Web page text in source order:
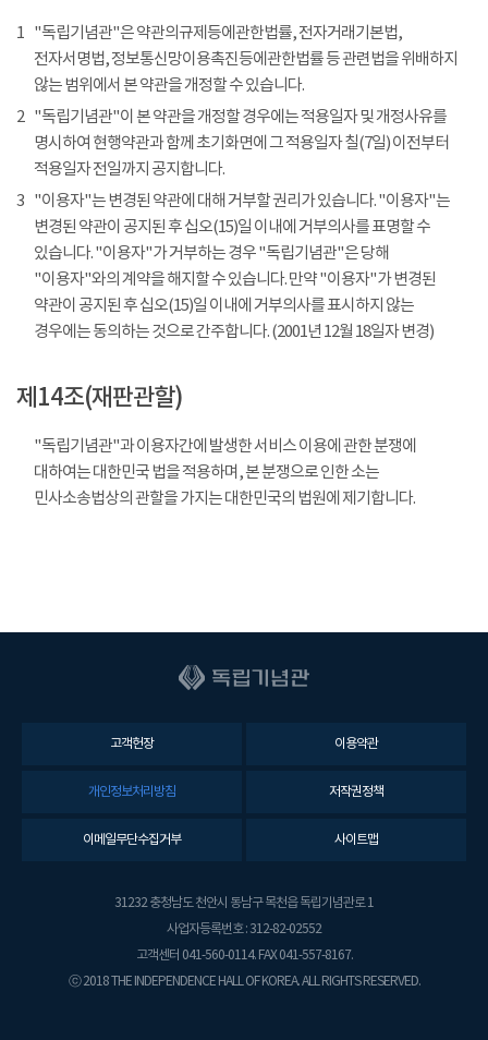
1 "독립기념관"은 약관의규제등에관한법률, 전자거래기본법,
전자서명법, 정보통신망이용촉진등에관한법률 등 관련법을 위배하지
않는 범위에서 본 약관을 개정할 수 있습니다.
2 "독립기념관"이 본 약관을 개정할 경우에는 적용일자 및 개정사유를
명시하여 현행약관과 함께 초기화면에 그 적용일자 칠(7일) 이전부터
적용일자 전일까지 공지합니다.
3 "이용자"는 변경된 약관에 대해 거부할 권리가 있습니다. "이용자"는
변경된 약관이 공지된 후 십오(15)일 이내에 거부의사를 표명할 수
있습니다. "이용자"가 거부하는 경우 "독립기념관"은 당해
"이용자"와의 계약을 해지할 수 있습니다. 만약 "이용자"가 변경된
약관이 공지된 후 십오(15)일 이내에 거부의사를 표시하지 않는
경우에는 동의하는 것으로 간주합니다. (2001년 12월 18일자 변경)
제14조(재판관할)
"독립기념관"과 이용자간에 발생한 서비스 이용에 관한 분쟁에
대하여는 대한민국 법을 적용하며, 본 분쟁으로 인한 소는
민사소송법상의 관할을 가지는 대한민국의 법원에 제기합니다.
고객헌장 이용약관
개인정보처리방침 저작권정책
이메일무단수집거부 사이트맵
31232 충청남도 천안시 동남구 목천읍 독립기념관로 1
사업자등록번호 : 312-82-02552
고객센터 041-560-0114. FAX 041-557-8167.
ⓒ 2018 THE INDEPENDENCE HALL OF KOREA. ALL RIGHTS RESERVED.